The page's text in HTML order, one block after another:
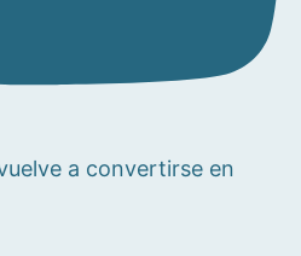
a convertirse en